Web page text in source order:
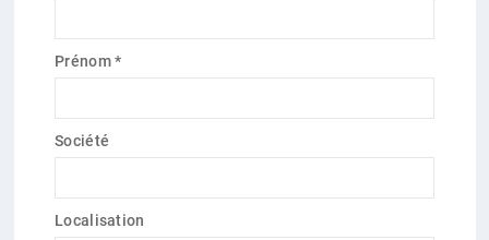
Prénom *
Société
Localisation